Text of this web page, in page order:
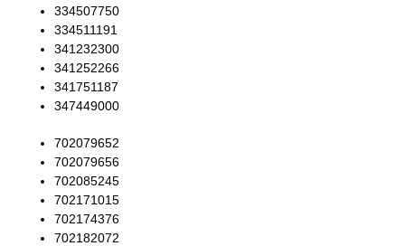
334507750
334511191
341232300
341252266
341751187
347449000
702079652
702079656
702085245
702171015
702174376
702182072